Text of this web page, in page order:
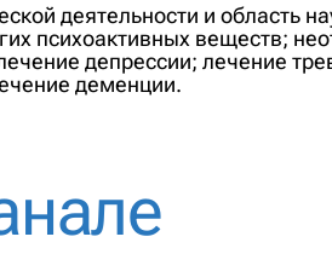
деятельности и область
психоактивных веществ;
депрессии; лечение
деменции.